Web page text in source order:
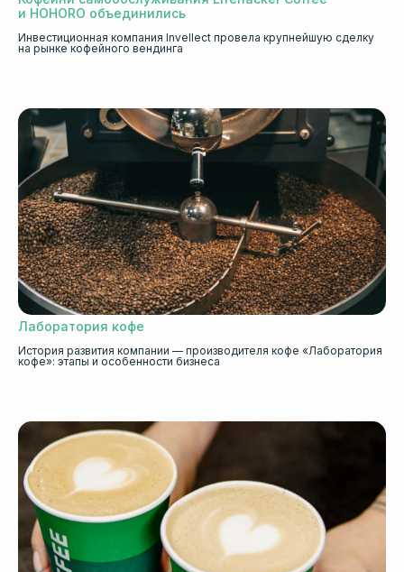
и HOHORO объединились
Инвестиционная компания Invellect провела крупнейшую сделку
на рынке кофейного вендинга
Лаборатория кофе
История развития компании — производителя кофе «Лаборатория
кофе»: этапы и особенности бизнеса